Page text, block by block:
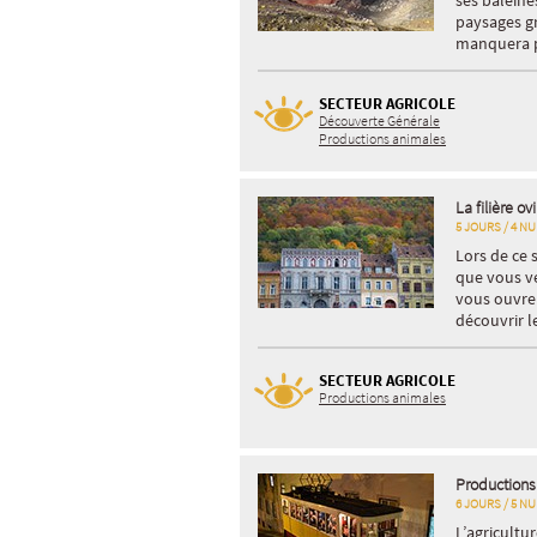
paysages
manquera
SECTEUR AGRICOLE
Découverte Générale
Productions animales
La filière
5 JOURS / 4
Lors de ce
que vous
vous
découvrir
SECTEUR AGRICOLE
Productions animales
6 JOURS / 5